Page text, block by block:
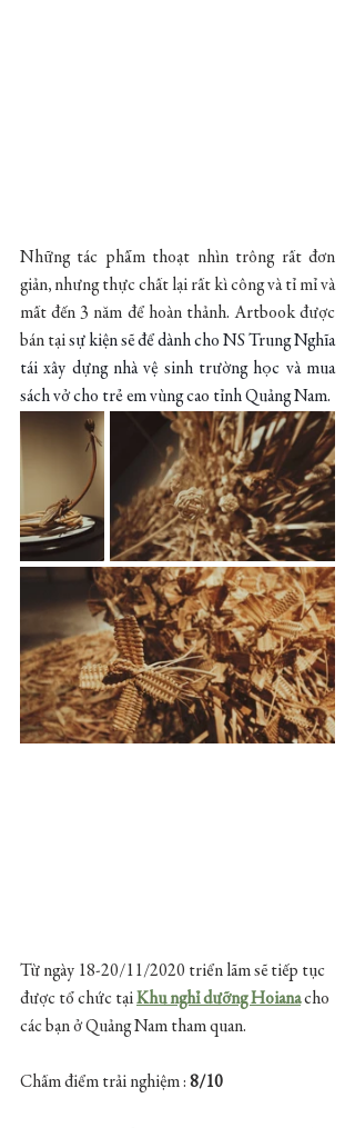
Những tác phẩm thoạt nhìn trông rất đơn
giản, nhưng thực chất lại rất kì công và tỉ mỉ và
mất đến 3 năm để hoàn thảnh. Artbook được
bán tại sự kiện sẽ để dành cho NS Trung Nghĩa
tái xây dựng nhà vệ sinh trường học và mua
sách vở cho trẻ em vùng cao tỉnh Quảng Nam.
Từ ngày 18-20/11/2020 triển lãm sẽ tiếp tục
được tổ chức tại Khu nghỉ dưỡng Hoiana cho
các bạn ở Quảng Nam tham quan.
Chấm điểm trải nghiệm : 8/10